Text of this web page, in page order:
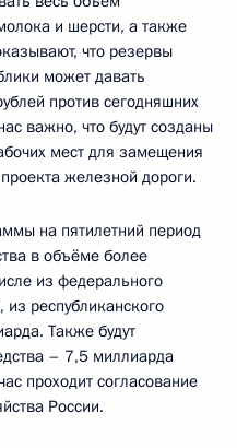
и шерсти, а также
что резервы
может давать
против сегодняшних
важно, что будут созданы
мест для замещения
железной дороги.
на пятилетний период
в объёме более
из федерального
республиканского
Также будут
– 7,5 миллиарда
проходит согласование
России.